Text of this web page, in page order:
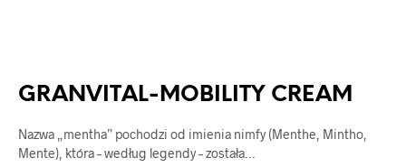
GRANVITAL-MOBILITY CREAM
Nazwa „mentha” pochodzi od imienia nimfy (Menthe, Mintho,
Mente), która – według legendy – została…